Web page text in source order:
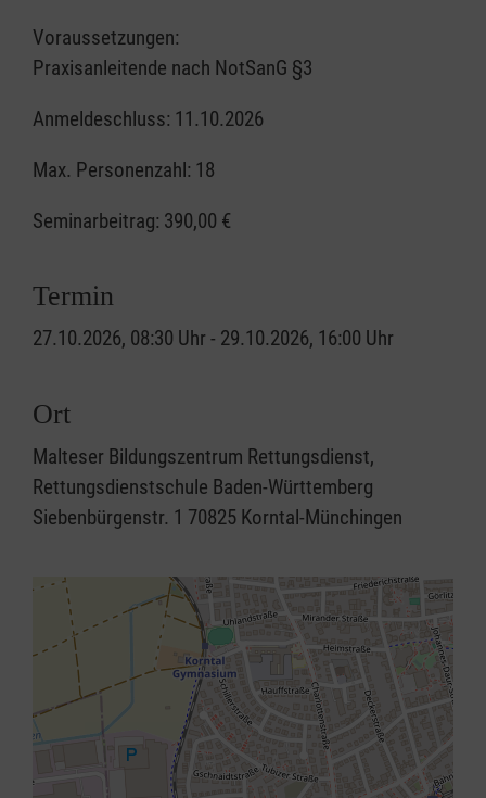
Voraussetzungen:
Praxisanleitende nach NotSanG §3
Anmeldeschluss: 11.10.2026
Max. Personenzahl: 18
Seminarbeitrag: 390,00 €
Termin
27.10.2026, 08:30 Uhr - 29.10.2026, 16:00 Uhr
Ort
Malteser Bildungszentrum Rettungsdienst,
Rettungsdienstschule Baden-Württemberg
Siebenbürgenstr. 1 70825 Korntal-Münchingen